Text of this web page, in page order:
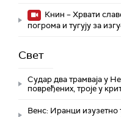
Книн – Хрвати
погрома и тугују за
Свет
Судар два трамваја у
повређених, троје у
Венс: Иранци